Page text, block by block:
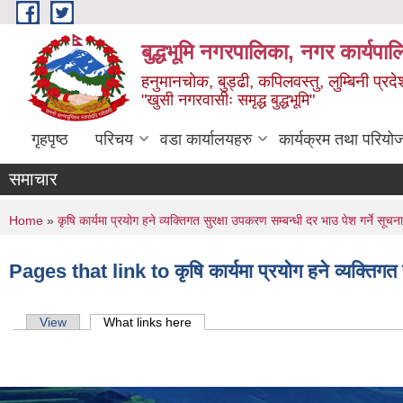
Skip to main content
बुद्धभूमि नगरपालिका, नगर
हनुमानचोक, बुड्ढी, कपिलवस्तु, लुम्बिनी
"खुसी नगरवासीः समृद्ध बुद्धभूमि"
गृहपृष्ठ परिचय वडा कार्यालयहरु कार्यक्रम तथा
समाचार
You are here
Home » कृषि कार्यमा प्रयोग हने व्यक्तिगत सुरक्षा उपकरण सम्बन्धी दर भाउ पेश गर्ने
Pages that link to कृषि कार्यमा प्रयोग हने
Primary tabs
View What links here